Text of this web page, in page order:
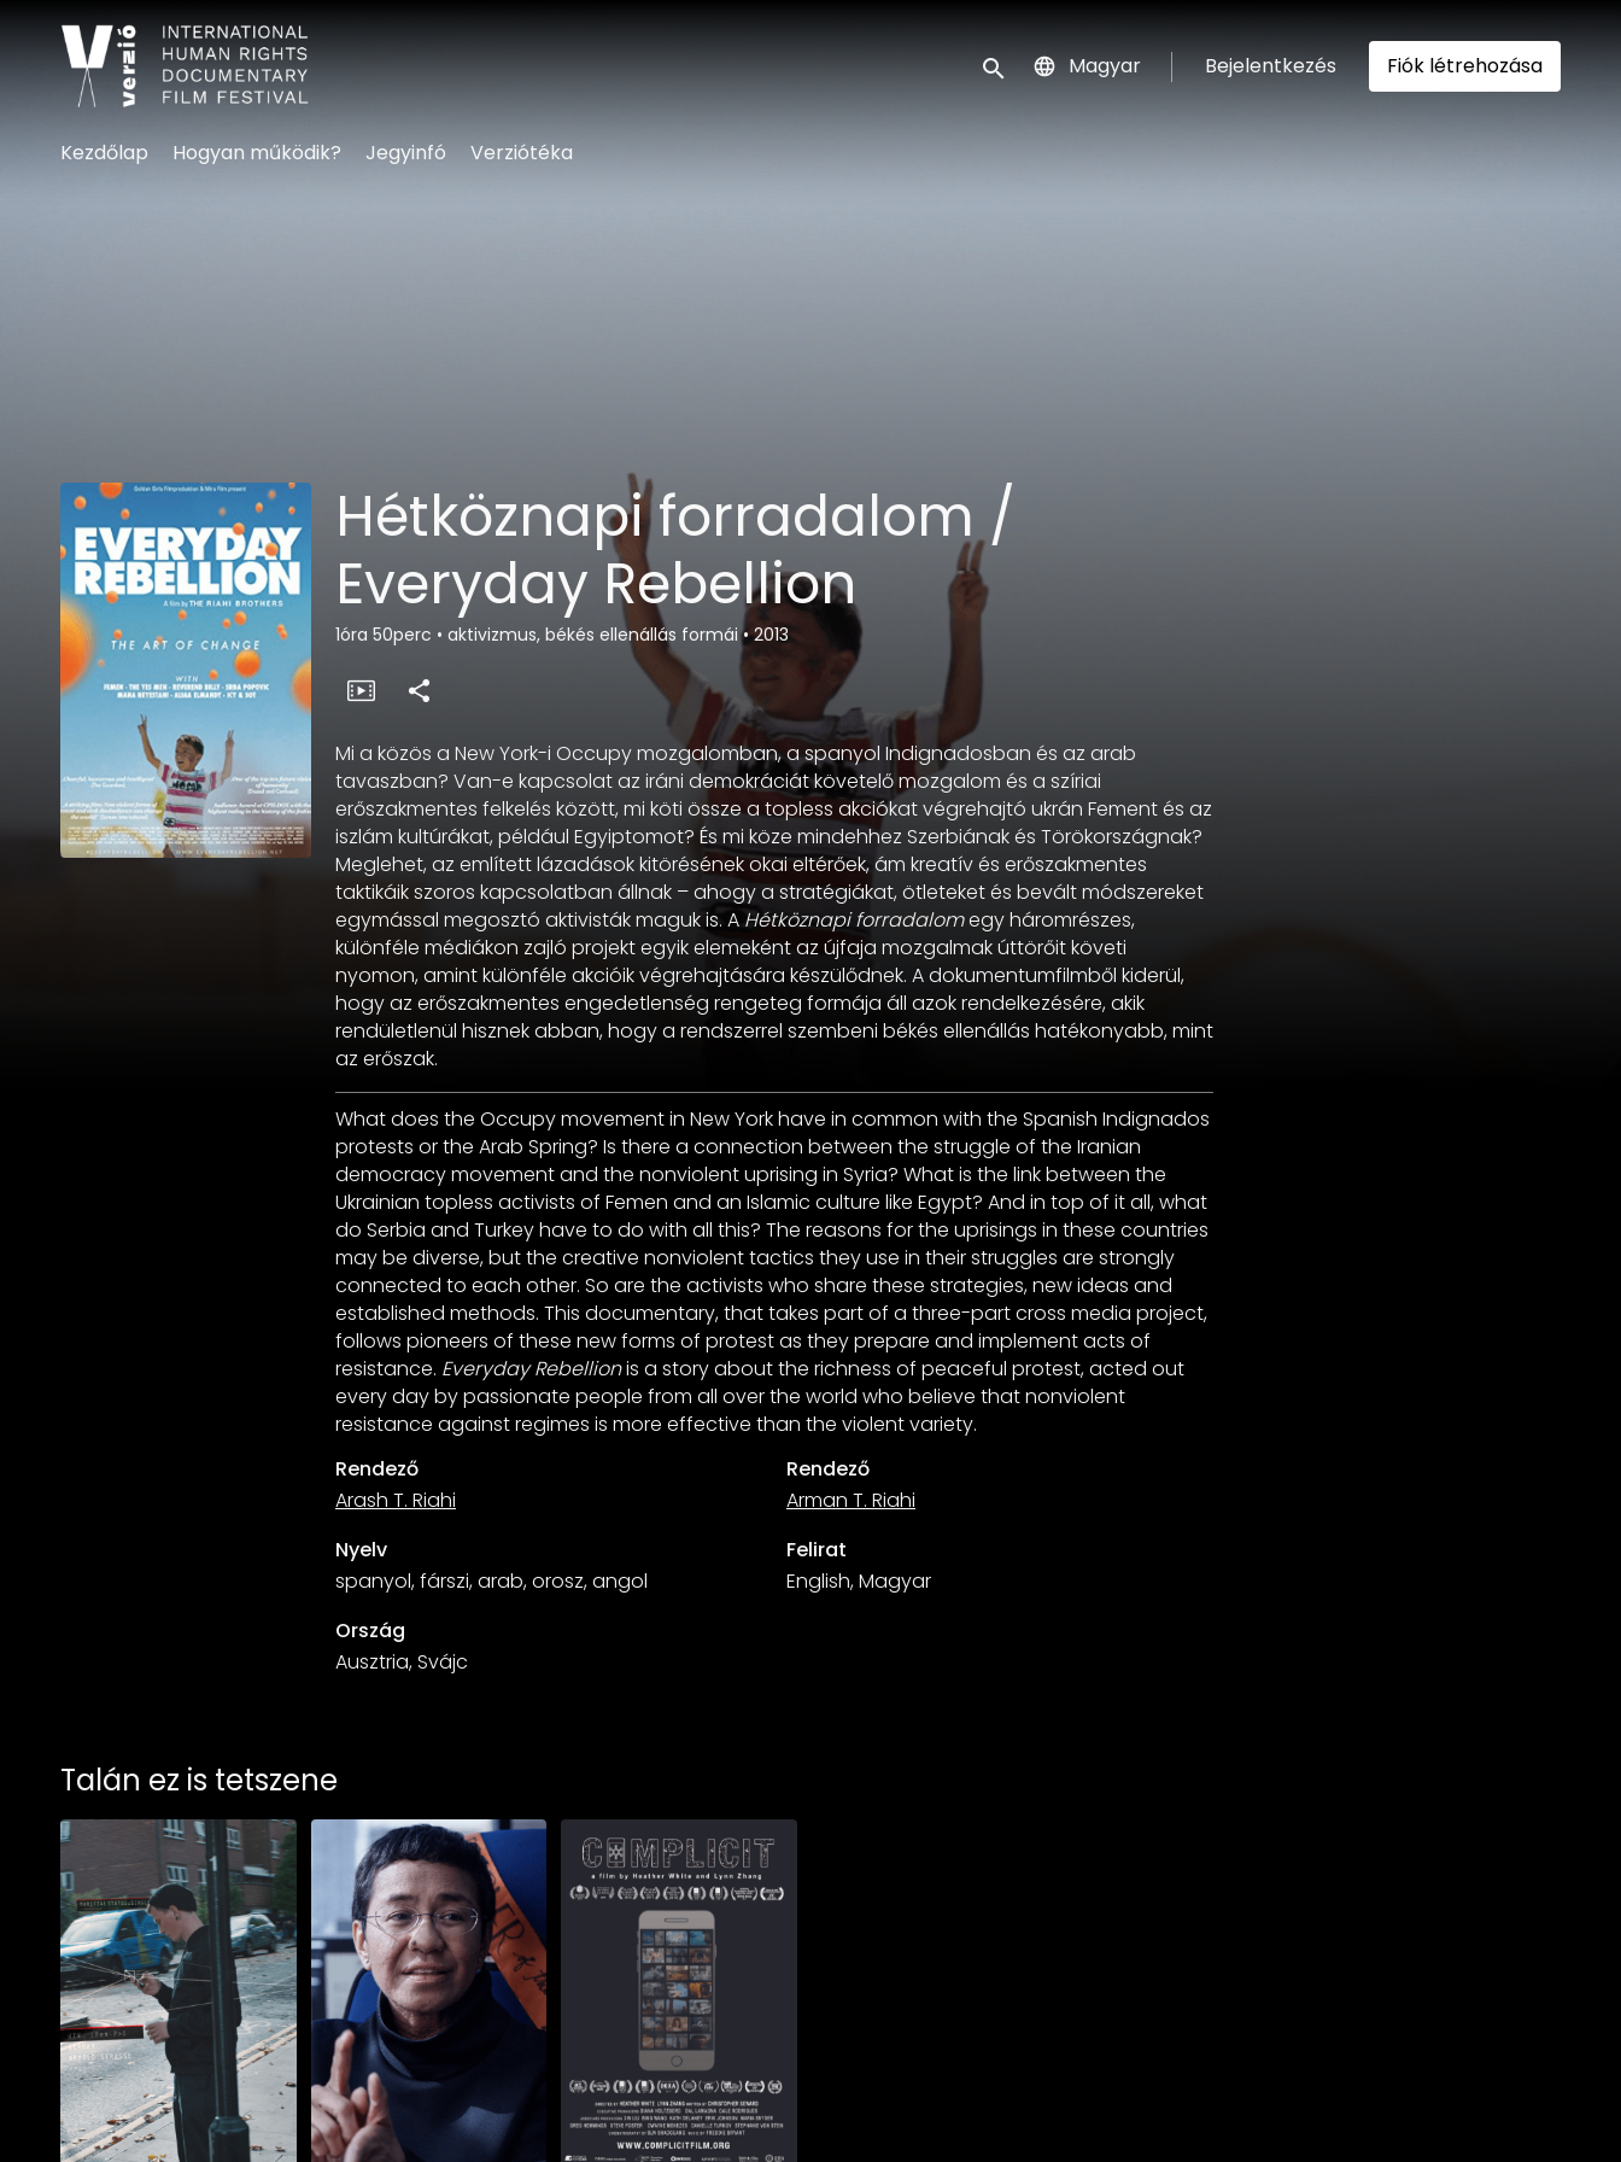
Kisegítő lehetőségek linkek
Keresés indítása
Magyar Bejelentkezés Fiók létrehozása
Kezdőlap Hogyan működik? Jegyinfó Verziótéka
Hétköznapi forradalom /
Everyday Rebellion
1óra 50perc • aktivizmus, békés ellenállás formái• 2013
Mi a közös a New York-i Occupy mozgalomban, a spanyol Indignadosban és az arab
tavaszban? Van-e kapcsolat az iráni demokráciát követelő mozgalom és a szíriai
erőszakmentes felkelés között, mi köti össze a topless akciókat végrehajtó ukrán Fement és az
iszlám kultúrákat, például Egyiptomot? És mi köze mindehhez Szerbiának és Törökországnak?
Meglehet, az említett lázadások kitörésének okai eltérőek, ám kreatív és erőszakmentes
taktikáik szoros kapcsolatban állnak – ahogy a stratégiákat, ötleteket és bevált módszereket
egymással megosztó aktivisták maguk is. A Hétköznapi forradalomegy háromrészes,
különféle médiákon zajló projekt egyik elemeként az újfaja mozgalmak úttörőit követi
nyomon, amint különféle akcióik végrehajtására készülődnek. A dokumentumfilmből kiderül,
hogy az erőszakmentes engedetlenség rengeteg formája áll azok rendelkezésére, akik
rendületlenül hisznek abban, hogy a rendszerrel szembeni békés ellenállás hatékonyabb, mint
az erőszak.
What does the Occupy movement in New York have in common with the Spanish Indignados
protests or the Arab Spring? Is there a connection between the struggle of the Iranian
democracy movement and the nonviolent uprising in Syria? What is the link between the
Ukrainian topless activists of Femen and an Islamic culture like Egypt? And in top of it all, what
do Serbia and Turkey have to do with all this? The reasons for the uprisings in these countries
may be diverse, but the creative nonviolent tactics they use in their struggles are strongly
connected to each other. So are the activists who share these strategies, new ideas and
established methods. This documentary, that takes part of a three-part cross media project,
follows pioneers of these new forms of protest as they prepare and implement acts of
resistance. Everyday Rebellionis a story about the richness of peaceful protest, acted out
every day by passionate people from all over the world who believe that nonviolent
resistance against regimes is more effective than the violent variety.
Rendező
Arash T. Riahi
Rendező
Arman T. Riahi
Nyelv
spanyol, fárszi, arab, orosz, angol
Felirat
English, Magyar
Ország
Ausztria, Svájc
Talán ez is tetszene